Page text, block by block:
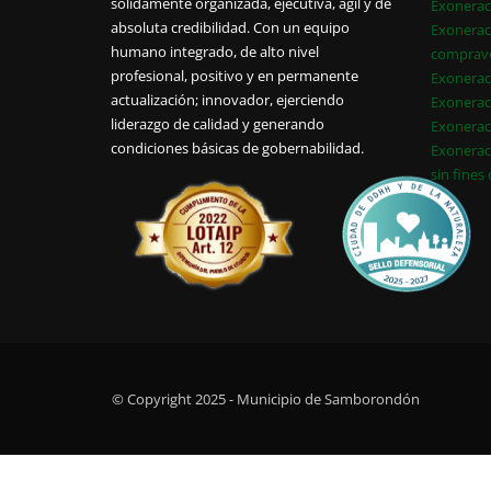
absoluta credibilidad. Con un equipo
humano integrado, de alto nivel
profesional, positivo y en permanente
actualización; innovador, ejerciendo
liderazgo de calidad y generando
condiciones básicas de gobernabilidad.
sin fines
© Copyright 2025 - Municipio de Samborondón